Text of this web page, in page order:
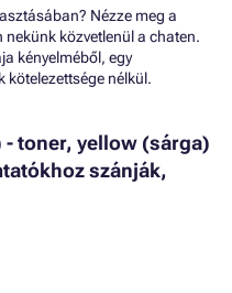
Nézze meg a
nekünk közvetlenül a chaten.
kényelméből, egy
nélkül.
- toner, yellow (sárga)
szánják,